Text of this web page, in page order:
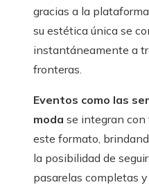
gracias a la
su estética única se
instantáneamente a
fronteras.
Eventos como las
moda se integran con
este formato,
la posibilidad de
pasarelas completas